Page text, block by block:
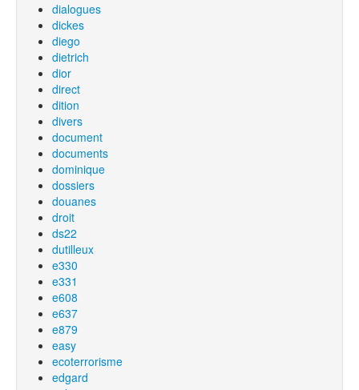
dialogues
dickes
diego
dietrich
dior
direct
dition
divers
document
documents
dominique
dossiers
douanes
droit
ds22
dutilleux
e330
e331
e608
e637
e879
easy
ecoterrorisme
edgard